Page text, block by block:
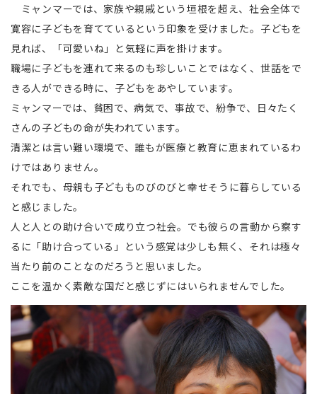
ミャンマーでは、家族や親戚という垣根を超え、社会全体で
寛容に子どもを育てているという印象を受けました。子どもを
見れば、「可愛いね」と気軽に声を掛けます。
職場に子どもを連れて来るのも珍しいことではなく、世話をで
きる人ができる時に、子どもをあやしています。
ミャンマーでは、貧困で、病気で、事故で、紛争で、日々たく
さんの子どもの命が失われています。
清潔とは言い難い環境で、誰もが医療と教育に恵まれているわ
けではありません。
それでも、母親も子どもものびのびと幸せそうに暮らしている
と感じました。
人と人との助け合いで成り立つ社会。でも彼らの言動から察す
るに「助け合っている」という感覚は少しも無く、それは極々
当たり前のことなのだろうと思いました。
ここを温かく素敵な国だと感じずにはいられませんでした。